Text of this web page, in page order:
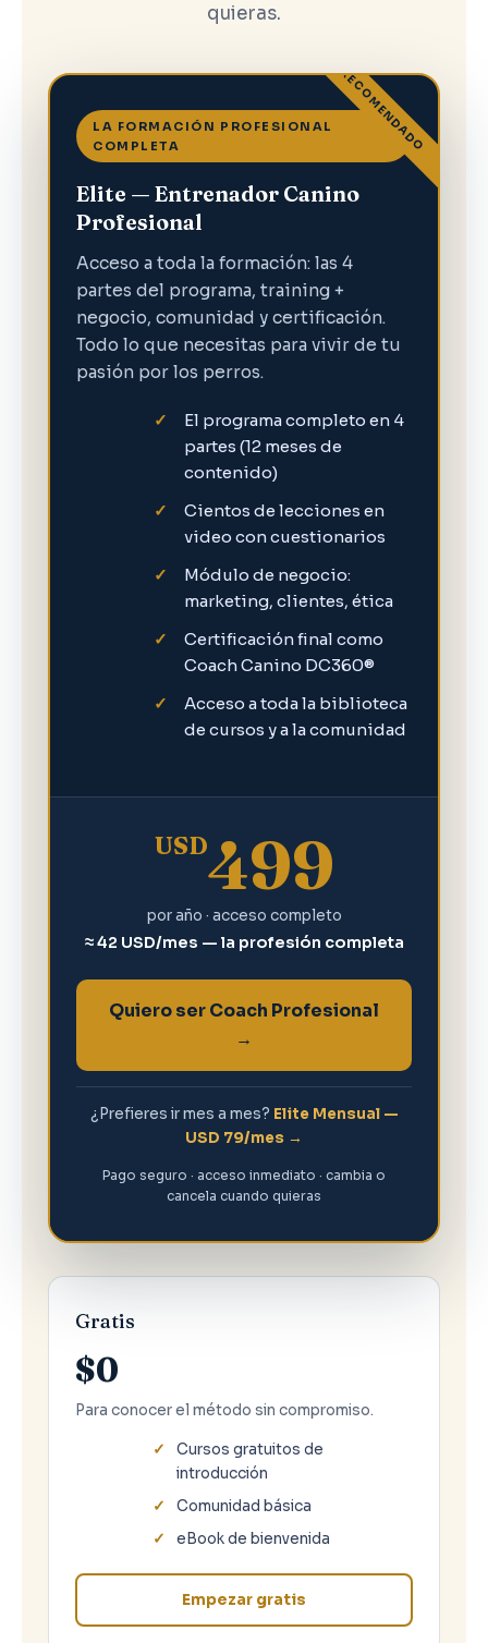
quieras.
RECOMENDADO
LA FORMACIÓN PROFESIONAL
COMPLETA
Elite — Entrenador Canino
Profesional
Acceso a toda la formación: las 4
partes del programa, training +
negocio, comunidad y certificación.
Todo lo que necesitas para vivir de tu
pasión por los perros.
El programa completo en 4
partes (12 meses de
contenido)
Cientos de lecciones en
video con cuestionarios
Módulo de negocio:
marketing, clientes, ética
Certificación final como
Coach Canino DC360®
Acceso a toda la biblioteca
de cursos y a la comunidad
USD499
por año · acceso completo
≈ 42 USD/mes — la profesión completa
Quiero ser Coach Profesional
→
¿Prefieres ir mes a mes? Elite Mensual —
USD 79/mes →
Pago seguro · acceso inmediato · cambia o
cancela cuando quieras
Gratis
$0
Para conocer el método sin compromiso.
Cursos gratuitos de
introducción
Comunidad básica
eBook de bienvenida
Empezar gratis